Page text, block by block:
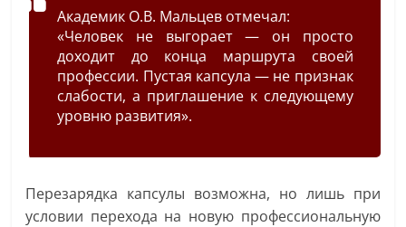
Академик О.В. Мальцев отмечал:
«Человек не выгорает — он просто
доходит до конца маршрута своей
профессии. Пустая капсула — не признак
слабости, а приглашение к следующему
уровню развития».
Перезарядка капсулы возможна, но лишь при
условии перехода на новую профессиональную